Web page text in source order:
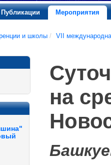
Публикации Мероприятия
и школы / VII
на